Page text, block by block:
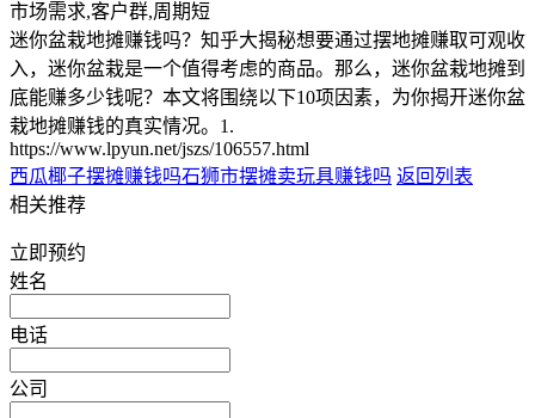
市场需求,客户群,周期短
迷你盆栽地摊赚钱吗？知乎大揭秘想要通过摆地摊赚取可观收
入，迷你盆栽是一个值得考虑的商品。那么，迷你盆栽地摊到
底能赚多少钱呢？本文将围绕以下10项因素，为你揭开迷你盆
栽地摊赚钱的真实情况。1.
https://www.lpyun.net/jszs/106557.html
西瓜椰子摆摊赚钱吗石狮市摆摊卖玩具赚钱吗 返回列表
相关推荐
立即预约
姓名
电话
公司